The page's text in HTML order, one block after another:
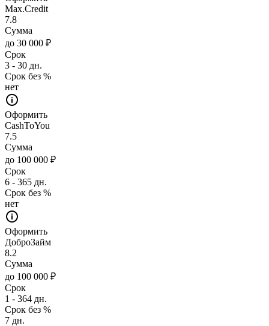
Max.Credit
7.8
Сумма
до 30 000 ₽
Срок
3 - 30 дн.
Срок без %
нет
Оформить
CashToYou
7.5
Сумма
до 100 000 ₽
Срок
6 - 365 дн.
Срок без %
нет
Оформить
ДоброЗайм
8.2
Сумма
до 100 000 ₽
Срок
1 - 364 дн.
Срок без %
7 дн.